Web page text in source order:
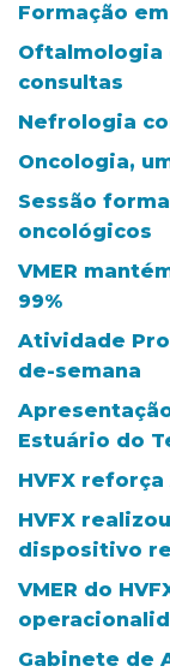
Formação
Oftalmologia
consultas
Nefrologia
Oncologia,
Sessão
oncológicos
VMER
99%
Atividade
de-semana
Estuário do
HVFX
HVFX
dispositivo
VMER do
Gabinete de